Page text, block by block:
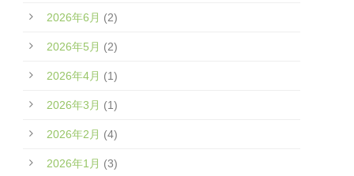
2026年6月 (2)
2026年5月 (2)
2026年4月 (1)
2026年3月 (1)
2026年2月 (4)
2026年1月 (3)